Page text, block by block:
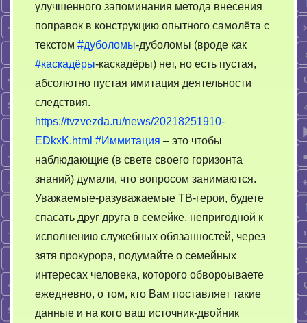
улучшенного запоминания метода внесения
поправок в конструкцию опытного самолёта с
текстом #дуболомы-дуболомы (вроде как
#каскадёры-каскадёры) нет, но есть пустая,
абсолютно пустая имитация деятельности
следствия.
https://tvzvezda.ru/news/20218251910-
EDkxK.html #Иммитация – это чтобы
наблюдающие (в свете своего горизонта
знаний) думали, что вопросом занимаются.
Уважаемые-разуважаемые ТВ-герои, будете
спасать друг друга в семейке, непригодной к
исполнению служебных обязанностей, через
зятя прокурора, подумайте о семейных
интересах человека, которого обвороываете
ежедневно, о том, кто Вам поставляет такие
данные и на кого ваш источник-двойник